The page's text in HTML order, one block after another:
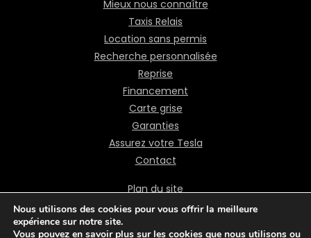
Mieux nous connaître
Taxis Relais
Location sans permis
Recherche personnalisée
Reprise
Financement
Carte grise
Garanties
Assurez votre Tesla
Contact
Plan du site
Mentions légales
Politique de confidentialité
Nous utilisons des cookies pour vous offrir la meilleure
expérience sur notre site.
Vous pouvez en savoir plus sur les cookies que nous utilisons ou